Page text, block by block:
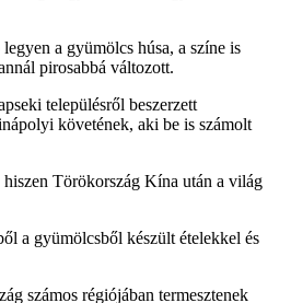
a gyümölcs húsa, a színe is
pirosabbá változott.
településről beszerzett
követének, aki be is számolt
hiszen Törökország Kína után a világ
a gyümölcsből készült ételekkel és
számos régiójában termesztenek